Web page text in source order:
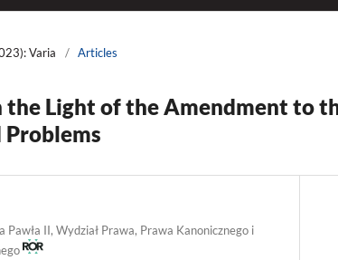
Varia / Articles
the Light of the Amendment to
Problems
II, Wydział Prawa, Prawa Kanonicznego i